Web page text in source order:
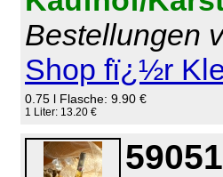
Bestellungen
Shop fï¿½r
0.75 l Flasche: 9.90 €
1 Liter: 13.20 €